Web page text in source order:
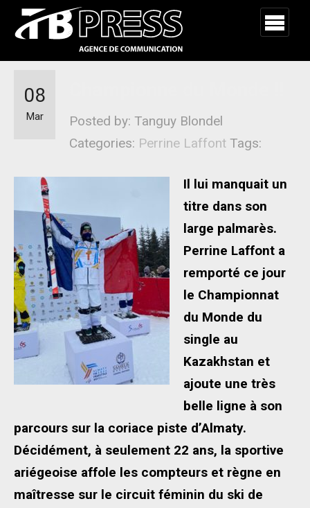
Posted by: Tanguy Blondel
Categories: Perrine Laffont Tags:
08
Mar
Il lui manquait un
titre dans son
large palmarès.
Perrine Laffont a
remporté ce jour
le Championnat
du Monde du
single au
Kazakhstan et
ajoute une très
belle ligne à son
parcours sur la coriace piste d’Almaty.
Décidément, à seulement 22 ans, la sportive
ariégeoise affole les compteurs et règne en
maîtresse sur le circuit féminin du ski de